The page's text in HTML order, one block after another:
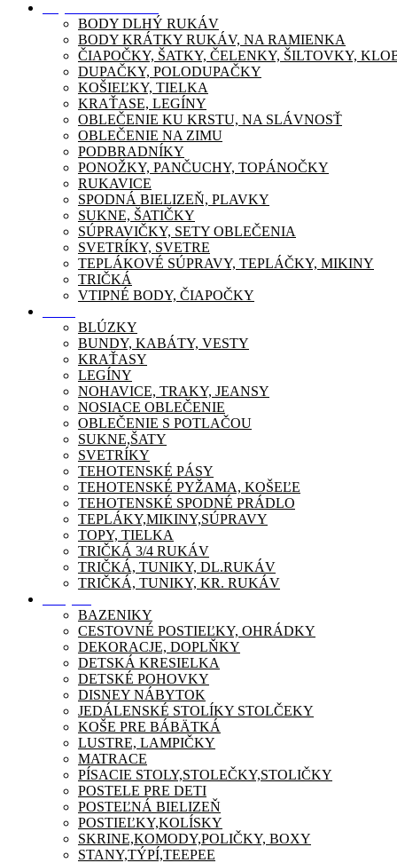
BODY DLHÝ RUKÁV
BODY KRÁTKY RUKÁV, NA RAMIENKA
ČIAPOČKY, ŠATKY, ČELENKY, ŠILTOVKY,
DUPAČKY, POLODUPAČKY
KOŠIEĽKY, TIELKA
KRAŤASE, LEGÍNY
OBLEČENIE KU KRSTU, NA SLÁVNOSŤ
OBLEČENIE NA ZIMU
PODBRADNÍKY
PONOŽKY, PANČUCHY, TOPÁNOČKY
RUKAVICE
SPODNÁ BIELIZEŇ, PLAVKY
SUKNE, ŠATIČKY
SÚPRAVIČKY, SETY OBLEČENIA
SVETRÍKY, SVETRE
TEPLÁKOVÉ SÚPRAVY, TEPLÁČKY, MIKINY
TRIČKÁ
VTIPNÉ BODY, ČIAPOČKY
BLÚZKY
BUNDY, KABÁTY, VESTY
KRAŤASY
LEGÍNY
NOHAVICE, TRAKY, JEANSY
NOSIACE OBLEČENIE
OBLEČENIE S POTLAČOU
SUKNE,ŠATY
SVETRÍKY
TEHOTENSKÉ PÁSY
TEHOTENSKÉ PYŽAMA, KOŠEĽE
TEHOTENSKÉ SPODNÉ PRÁDLO
TEPLÁKY,MIKINY,SÚPRAVY
TOPY, TIELKA
TRIČKÁ 3/4 RUKÁV
TRIČKÁ, TUNIKY, DL.RUKÁV
TRIČKÁ, TUNIKY, KR. RUKÁV
BAZENIKY
CESTOVNÉ POSTIEĽKY, OHRÁDKY
DEKORACJE, DOPLŇKY
DETSKÁ KRESIELKA
DETSKÉ POHOVKY
DISNEY NÁBYTOK
JEDÁLENSKÉ STOLÍKY STOLČEKY
KOŠE PRE BÁBÄTKÁ
LUSTRE, LAMPIČKY
MATRACE
PÍSACIE STOLY,STOLEČKY,STOLIČKY
POSTELE PRE DETI
POSTEĽNÁ BIELIZEŇ
POSTIEĽKY,KOLÍSKY
SKRINE,KOMODY,POLIČKY, BOXY
STANY,TÝPÍ,TEEPEE